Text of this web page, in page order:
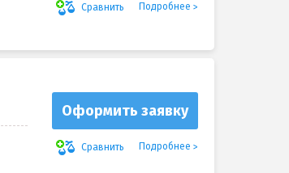
Сравнить Подробнее
Оформить заявку
Сравнить Подробнее